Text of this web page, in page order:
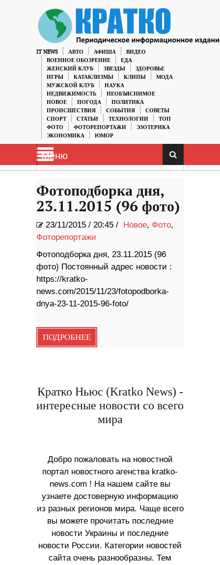
IT NEWS АВТО АФИША
ВИДЕО
ВОЕННОЕ ОБОЗРЕНИЕ
ЕДА
ЖЕНСКИЙ КЛУБ
ЗВЕЗДЫ
ЗДОРОВЬЕ
ИГРЫ
КАТАКЛИЗМЫ КЛИПЫ
МОДА
МУЖСКОЙ КЛУБ
НАУКА
НЕДВИЖИМОСТЬ
НЕОБЪЯСНИМОЕ
НОВОЕ
ПОГОДА
ПОЛИТИКА
ПРОИСШЕСТВИЯ
СОБЫТИЯ
СОВЕТЫ
СПОРТ
СТАТЬИ ТЕХНОЛОГИИ
ТОП
ФОТО
ФОТОРЕПОРТАЖИ
ЭЗОТЕРИКА
ЭКОНОМИКА
ЮМОР
Меню
Фотоподборка дня,
23.11.2015 (96 фото)
23/11/2015 / 20:45 / Новое, Фото,
Фоторепортажи
Фотоподборка дня, 23.11.2015 (96
фото) Постоянный адрес новости :
https://kratko-
news.com/2015/11/23/fotopodborka-
dnya-23-11-2015-96-foto/
ПОДРОБНЕЕ
Кратко Ньюс (Kratko News) -
интересные новости со всего
мира
Добро пожаловать на новостной
портал новостного агенства kratko-
news.com ! На нашем сайте вы
узнаете достоверную информацию
из разных регионов мира. Чаще всего
вы можете прочитать последние
новости Украины и последние
новости России. Категории новостей
сайта очень разнообразны. Тем